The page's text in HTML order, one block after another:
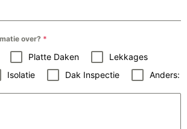
over? *
Platte Daken
Lekkages
Isolatie Dak Inspectie Anders: